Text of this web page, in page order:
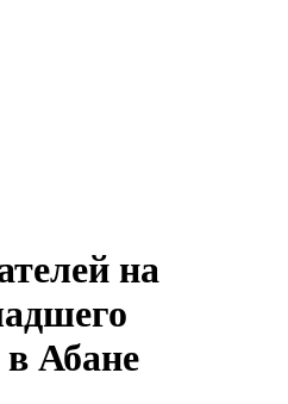
на
в Абане